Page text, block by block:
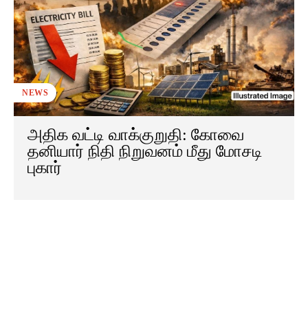
NEWS
அதிக வட்டி வாக்குறுதி: கோவை
தனியார் நிதி நிறுவனம் மீது மோசடி
புகார்